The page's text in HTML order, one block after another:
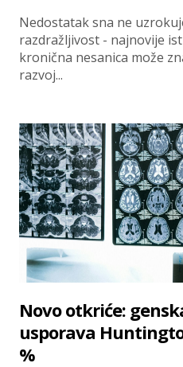
Nedostatak sna ne
razdražljivost - najnovije
kronična nesanica može
razvoj...
Novo otkriće:
usporava
%